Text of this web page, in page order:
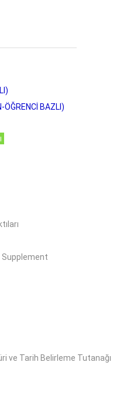
ÖĞRENCİ BAZLI)
Supplement
ve Tarih Belirleme Tutanağı